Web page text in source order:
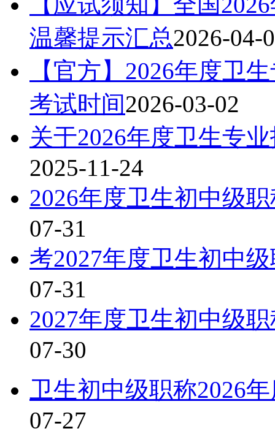
温馨提示汇总2026-04-
【官方】2026年度卫
考试时间2026-03-02
关于2026年度卫生专
2025-11-24
2026年度卫生初中级
07-31
考2027年度卫生初中
07-31
2027年度卫生初中级
07-30
卫生初中级职称2026
07-27